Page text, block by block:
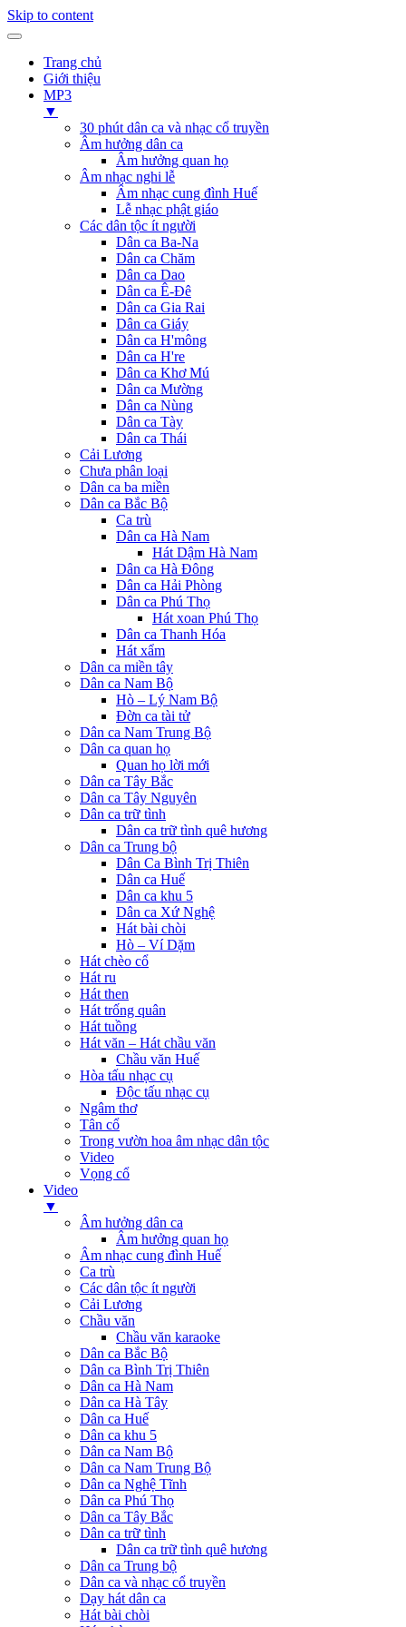
Skip to content
Trang chủ
Giới thiệu
MP3
▼
30 phút dân ca và nhạc cổ truyền
Âm hưởng dân ca
Âm hưởng quan họ
Âm nhạc nghi lễ
Âm nhạc cung đình Huế
Lễ nhạc phật giáo
Các dân tộc ít người
Dân ca Ba-Na
Dân ca Chăm
Dân ca Dao
Dân ca Ê-Đê
Dân ca Gia Rai
Dân ca Giáy
Dân ca H'mông
Dân ca H're
Dân ca Khơ Mú
Dân ca Mường
Dân ca Nùng
Dân ca Tày
Dân ca Thái
Cải Lương
Chưa phân loại
Dân ca ba miền
Dân ca Bắc Bộ
Ca trù
Dân ca Hà Nam
Hát Dậm Hà Nam
Dân ca Hà Đông
Dân ca Hải Phòng
Dân ca Phú Thọ
Hát xoan Phú Thọ
Dân ca Thanh Hóa
Hát xẩm
Dân ca miền tây
Dân ca Nam Bộ
Hò – Lý Nam Bộ
Đờn ca tài tử
Dân ca Nam Trung Bộ
Dân ca quan họ
Quan họ lời mới
Dân ca Tây Bắc
Dân ca Tây Nguyên
Dân ca trữ tình
Dân ca trữ tình quê hương
Dân ca Trung bộ
Dân Ca Bình Trị Thiên
Dân ca Huế
Dân ca khu 5
Dân ca Xứ Nghệ
Hát bài chòi
Hò – Ví Dặm
Hát chèo cổ
Hát ru
Hát then
Hát trống quân
Hát tuồng
Hát văn – Hát chầu văn
Chầu văn Huế
Hòa tấu nhạc cụ
Độc tấu nhạc cụ
Ngâm thơ
Tân cổ
Trong vườn hoa âm nhạc dân tộc
Video
Vọng cổ
Video
▼
Âm hưởng dân ca
Âm hưởng quan họ
Âm nhạc cung đình Huế
Ca trù
Các dân tộc ít người
Cải Lương
Chầu văn
Chầu văn karaoke
Dân ca Bắc Bộ
Dân ca Bình Trị Thiên
Dân ca Hà Nam
Dân ca Hà Tây
Dân ca Huế
Dân ca khu 5
Dân ca Nam Bộ
Dân ca Nam Trung Bộ
Dân ca Nghệ Tĩnh
Dân ca Phú Thọ
Dân ca Tây Bắc
Dân ca trữ tình
Dân ca trữ tình quê hương
Dân ca Trung bộ
Dân ca và nhạc cổ truyền
Dạy hát dân ca
Hát bài chòi